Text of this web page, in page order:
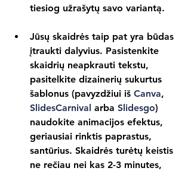
tiesiog užrašytų savo variantą.
Jūsų skaidrės taip pat yra būdas
įtraukti dalyvius. Pasistenkite
skaidrių neapkrauti tekstu,
pasitelkite dizainerių sukurtus
šablonus (pavyzdžiui iš Canva,
SlidesCarnival arba Slidesgo)
naudokite animacijos efektus,
geriausiai rinktis paprastus,
santūrius. Skaidrės turėtų keistis
ne rečiau nei kas 2-3 minutes,